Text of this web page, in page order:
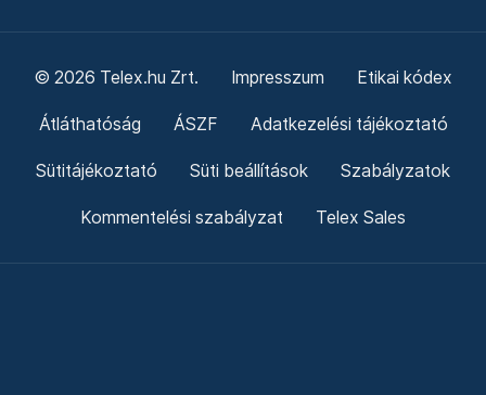
© 2026 Telex.hu Zrt. Impresszum Etikai kódex
Átláthatóság ÁSZF Adatkezelési tájékoztató
Sütitájékoztató Süti beállítások Szabályzatok
Kommentelési szabályzat Telex Sales